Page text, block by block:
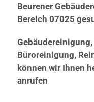
Beurener
Bereich 07025
Büroreinigung,
können wir Ihnen
anrufen